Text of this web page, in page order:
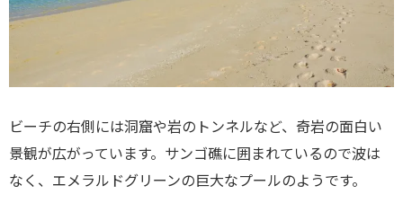
ビーチの右側には洞窟や岩のトンネルなど、奇岩の面白い
景観が広がっています。サンゴ礁に囲まれているので波は
なく、エメラルドグリーンの巨大なプールのようです。